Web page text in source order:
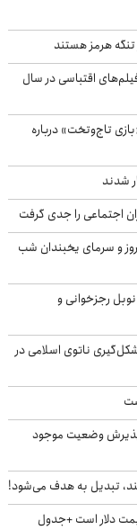
هرمز هستند
اقتباسی در سال
تاج‌وتخت» درباره
شدند
و سرمای یخبندان شب
رجزخوانی و
ناتوی اسلامی در
پذیرش وضعیت موجود
تبدیل به هدف می‌شود!
دلار است +جدول